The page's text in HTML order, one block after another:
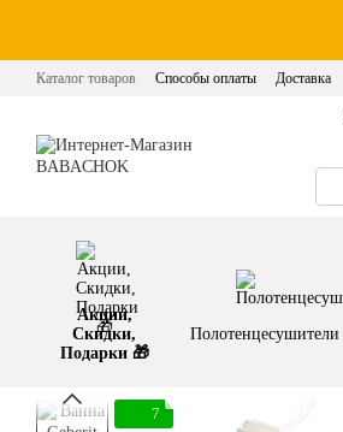
Каталог товаров Способы оплаты Доставка
Акции,
Скидки,
Подарки 🎁
Полотенцесушители
7